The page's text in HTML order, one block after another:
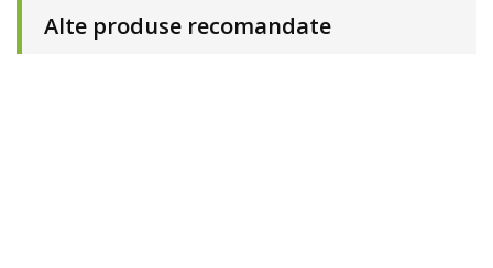
Alte produse recomandate